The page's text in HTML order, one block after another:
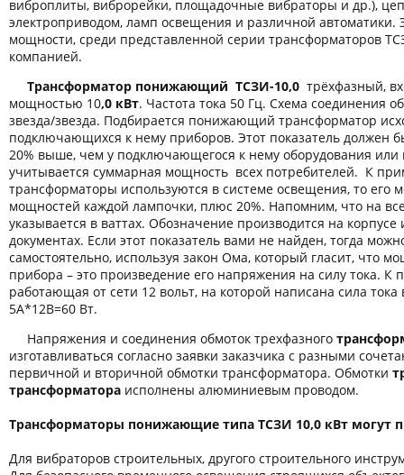
виброплиты, виброрейки, площадочные вибраторы и др.),
электроприводом, ламп освещения и различной автоматики.
мощности, среди представленной серии трансформаторов
компанией.
Трансформатор понижающий ТСЗИ-10,0 трёхфазный,
мощностью 10,0 кВт. Частота тока 50 Гц. Схема соединения
звезда/звезда. Подбирается понижающий трансформатор
подключающихся к нему приборов. Этот показатель должен
20% выше, чем у подключающегося к нему оборудования или
учитывается суммарная мощность всех потребителей. К
трансформаторы используются в системе освещения, то его
мощностей каждой лампочки, плюс 20%. Напомним, что на
указывается в ваттах. Обозначение производится на
документах. Если этот показатель вами не найден, тогда
самостоятельно, используя закон Ома, который гласит, что
прибора – это произведение его напряжения на силу тока. К
работающая от сети 12 вольт, на которой написана сила
5А*12В=60 Вт.
Напряжения и соединения обмоток трехфазного
изготавливаться согласно заявки заказчика с разными
первичной и вторичной обмотки трансформатора. Обмотки
трансформатора исполнены алюминиевым проводом.
Трансформаторы понижающие типа ТСЗИ 10,0 кВт могут
Для вибраторов строительных, другого строительного